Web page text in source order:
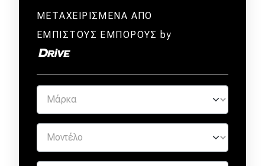
ΜΕΤΑΧΕΙΡΙΣΜΕΝΑ ΑΠΟ
ΕΜΠΙΣΤΟΥΣ ΕΜΠΟΡΟΥΣ by